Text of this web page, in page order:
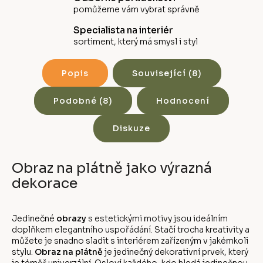
pomůžeme vám vybrat správně
Specialista na interiér
sortiment, který má smysl i styl
Popis Související (8)
Podobné (8) Hodnocení
Diskuze
Obraz na plátně jako výrazná
dekorace
Jedinečné obrazy s estetickými motivy jsou ideálním
doplňkem elegantního uspořádání. Stačí trocha kreativity a
můžete je snadno sladit s interiérem zařízeným v jakémkoli
stylu. Obraz na plátně je jedinečný dekorativní prvek, který